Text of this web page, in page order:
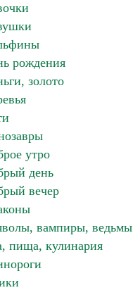
рождения
золото
утро
день
вечер
вампиры, ведьмы
пища, кулинария